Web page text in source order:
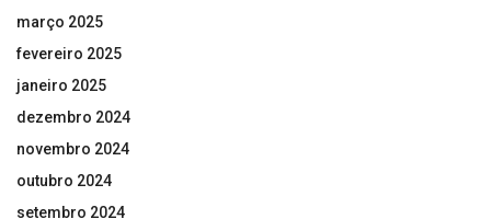
março 2025
fevereiro 2025
janeiro 2025
dezembro 2024
novembro 2024
outubro 2024
setembro 2024